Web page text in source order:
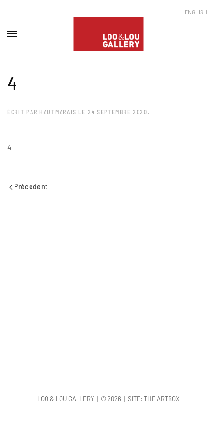
ENGLISH
4
ÉCRIT PAR HAUTMARAIS LE 24 SEPTEMBRE 2020 .
4
Précédent
LOO & LOU GALLERY | ©2026 | SITE: THE ARTBOX